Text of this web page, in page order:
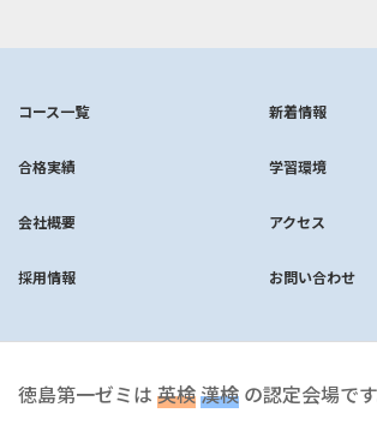
コース一覧 新着情報
合格実績 学習環境
会社概要 アクセス
採用情報 お問い合わせ
徳島第一ゼミは 英検漢検 の認定会場です